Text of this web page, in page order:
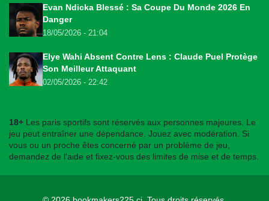
Evan Ndicka Blessé : Sa Coupe Du Monde 2026 En
Danger
18/05/2026 - 21:04
Elye Wahi Absent Contre Lens : Claude Puel Protège
Son Meilleur Attaquant
02/05/2026 - 22:42
18+ Les paris sportifs sont réservés aux personnes majeures. Le
jeu peut entraîner une dépendance. Jouez avec modération. Si
vous ou un proche êtes concerné par un problème de jeu,
demandez de l'aide et fixez-vous des limites de mise et de temps.